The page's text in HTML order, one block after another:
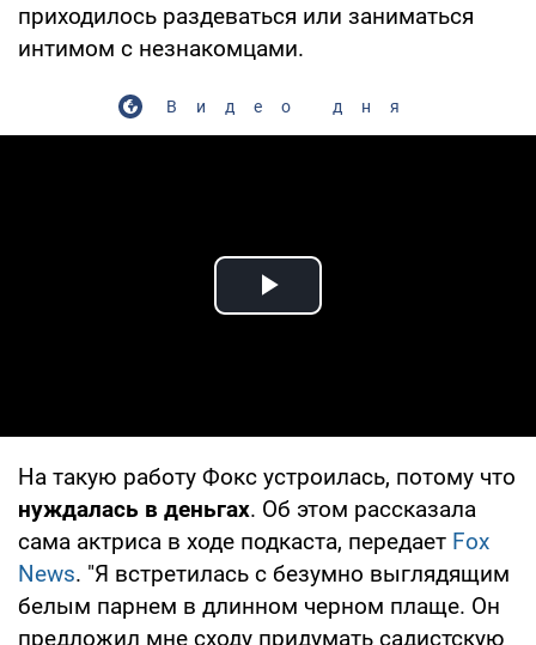
приходилось раздеваться или заниматься
интимом с незнакомцами.
Видео дня
Play Video
На такую работу Фокс устроилась, потому что
нуждалась в деньгах. Об этом рассказала
сама актриса в ходе подкаста, передает Fox
News. "Я встретилась с безумно выглядящим
белым парнем в длинном черном плаще. Он
предложил мне сходу придумать садистскую